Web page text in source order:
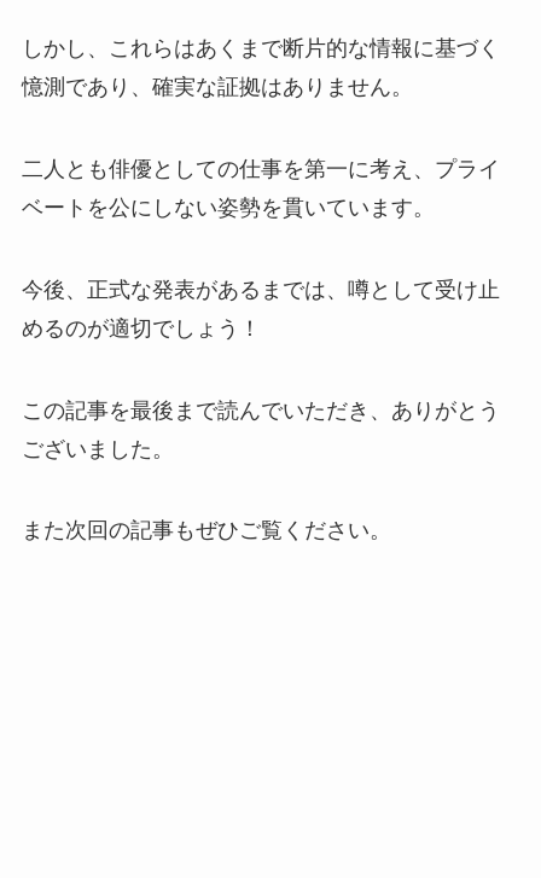
しかし、これらはあくまで断片的な情報に基づく
憶測であり、確実な証拠はありません。
二人とも俳優としての仕事を第一に考え、プライ
ベートを公にしない姿勢を貫いています。
今後、正式な発表があるまでは、噂として受け止
めるのが適切でしょう！
この記事を最後まで読んでいただき、ありがとう
ございました。
また次回の記事もぜひご覧ください。